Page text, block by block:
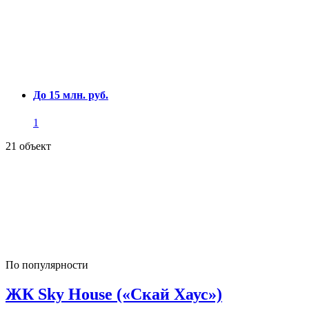
До 15 млн. руб.
1
21 объект
По популярности
ЖК Sky House («Скай Хаус»)